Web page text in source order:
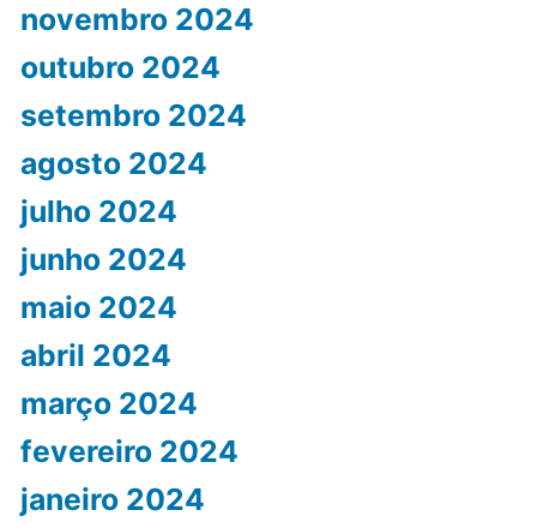
novembro 2024
outubro 2024
setembro 2024
agosto 2024
julho 2024
junho 2024
maio 2024
abril 2024
março 2024
fevereiro 2024
janeiro 2024